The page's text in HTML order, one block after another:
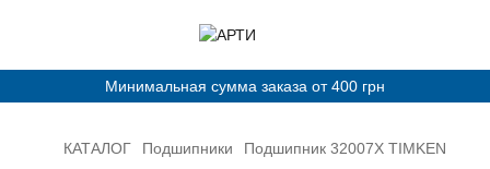
Минимальная сумма заказа от 400 грн
КАТАЛОГ Подшипники Подшипник 32007X TIMKЕN